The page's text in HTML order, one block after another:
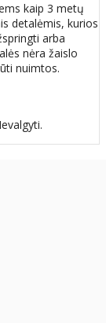
kaip 3 metų
detalėmis, kurios
arba
nėra žaislo
nuimtos.